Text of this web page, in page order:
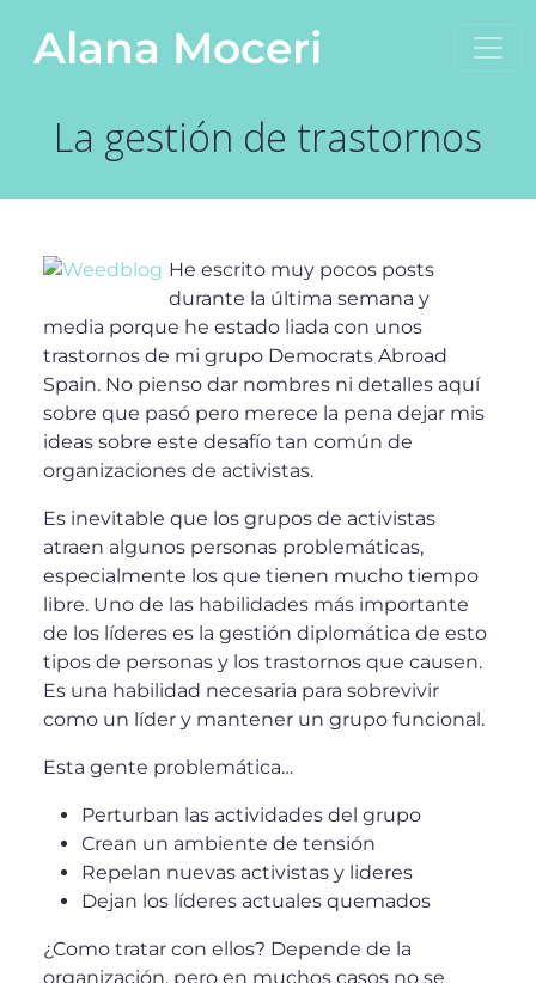
Navegación principal
Alana Moceri
La gestión de trastornos
He escrito muy pocos posts
durante la última semana y
media porque he estado liada con unos
trastornos de mi grupo Democrats Abroad
Spain. No pienso dar nombres ni detalles aquí
sobre que pasó pero merece la pena dejar mis
ideas sobre este desafío tan común de
organizaciones de activistas.
Es inevitable que los grupos de activistas
atraen algunos personas problemáticas,
especialmente los que tienen mucho tiempo
libre. Uno de las habilidades más importante
de los líderes es la gestión diplomática de esto
tipos de personas y los trastornos que causen.
Es una habilidad necesaria para sobrevivir
como un líder y mantener un grupo funcional.
Esta gente problemática…
Perturban las actividades del grupo
Crean un ambiente de tensión
Repelan nuevas activistas y lideres
Dejan los líderes actuales quemados
¿Como tratar con ellos? Depende de la
organización, pero en muchos casos no se